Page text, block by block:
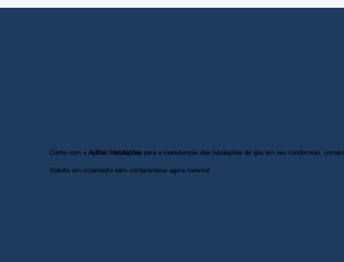
Conte com aAplitec Instalaçõespara a manutenção das tubulações de gás em seu condomínio,
Solicite um orçamento sem compromisso agora mesmo!